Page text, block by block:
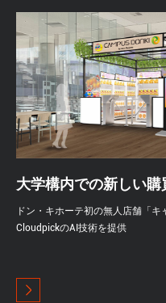
大学構内での新しい
ドン・キホーテ初の無人店舗「キ
CloudpickのAI技術を提供